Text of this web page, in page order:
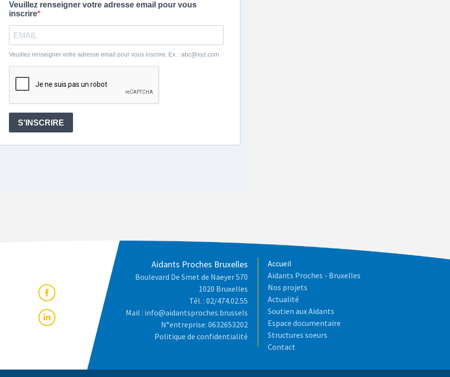
Aidants Proches Bruxelles
Boulevard De Smet de Naeyer 570
1020 Bruxelles
Tél. : 02/474.02.55
Mail : info@aidantsproches.brussels
N°entreprise: 0632653202
Politique de confidentialité
Accueil
Aidants Proches - Bruxelles
Nos projets
Actualité
Soutien aux Aidants
Espace documentaire
Structures soeurs
Contact